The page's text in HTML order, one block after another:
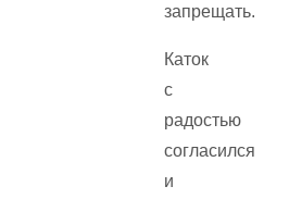
запрещать.
Каток
с
радостью
согласился
и